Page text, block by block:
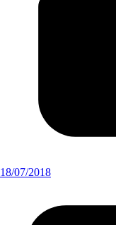
18/07/2018